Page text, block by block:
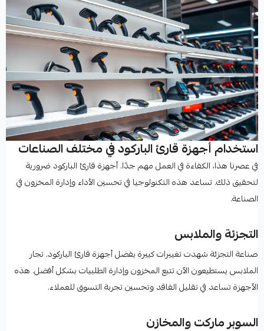
استخدام أجهزة قارئ الباركود في مختلف الصناعات
في عصرنا هذا، الكفاءة في العمل مهم جدًا. أجهزة قارئ الباركود ضرورية
لتحقيق ذلك. تساعد هذه التكنولوجيا في تحسين الأداء وإدارة المخزون في
الصناعة.
التجزئة والملابس
صناعة التجزئة شهدت تغييرات كبيرة بفضل أجهزة قارئ الباركود. تجار
الملابس يستطيعون الآن تتبع المخزون وإدارة الطلبيات بشكل أفضل. هذه
الأجهزة تساعد في تقليل الفاقد وتحسين تجربة التسوق للعملاء.
السوبر ماركت والمخازن